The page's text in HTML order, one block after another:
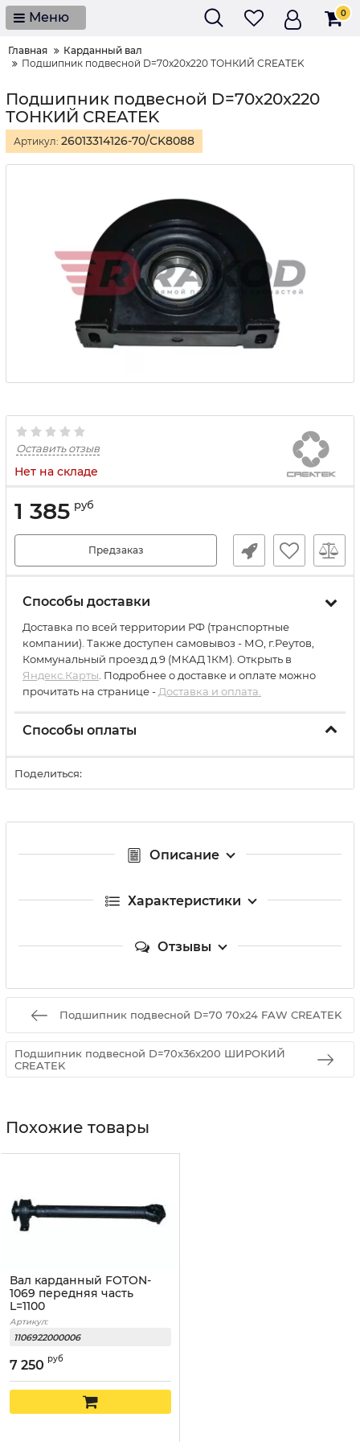
Меню 0
Главная
Карданный вал
Подшипник подвесной D=70x20x220 ТОНКИЙ CREATEK
Подшипник подвесной D=70x20x220
ТОНКИЙ CREATEK
Артикул: 26013314126-70/CK8088
Оставить отзыв
Нет на складе
1 385 руб
Предзаказ
Способы доставки
Доставка по всей территории РФ (транспортные
компании). Также доступен самовывоз - МО, г.Реутов,
Коммунальный проезд д.9 (МКАД 1КМ). Открыть в
Яндекс.Карты . Подробнее о доставке и оплате можно
прочитать на странице - Доставка и оплата.
Способы оплаты
Поделиться:
Описание
Характеристики
Отзывы
Подшипник подвесной D=70 70x24 FAW CREATEK
Подшипник подвесной D=70x36x200 ШИРОКИЙ
CREATEK
Похожие товары
Вал карданный FOTON-
1069 передняя часть
L=1100
Артикул:
1106922000006
7 250 руб